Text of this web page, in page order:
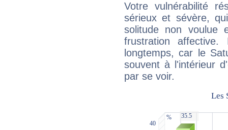
Votre vulnérabilité
sérieux et sévère,
solitude non voulue
frustration
longtemps, car le
souvent à l'intérieur
par se voir.